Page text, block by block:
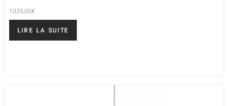
1035,00€
LIRE LA SUITE